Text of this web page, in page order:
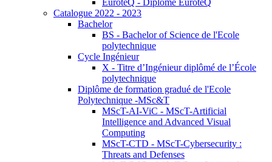
EuroteQ - Diplôme EuroteQ
Catalogue 2022 - 2023
Bachelor
BS - Bachelor of Science de l'Ecole
polytechnique
Cycle Ingénieur
X - Titre d’Ingénieur diplômé de l’École
polytechnique
Diplôme de formation gradué de l'Ecole
Polytechnique -MSc&T
MScT-AI-ViC - MScT-Artificial
Intelligence and Advanced Visual
Computing
MScT-CTD - MScT-Cybersecurity :
Threats and Defenses